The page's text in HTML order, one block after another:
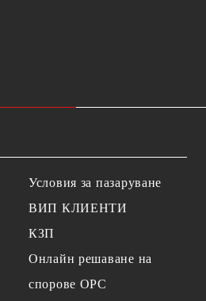
Условия за пазаруване
ВИП КЛИЕНТИ
КЗП
Онлайн решаване на
спорове OPC